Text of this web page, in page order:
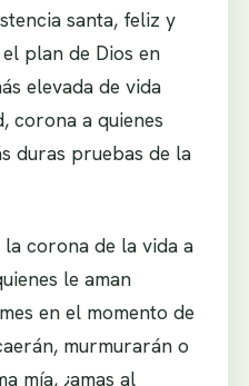
santa, feliz y
plan de Dios en
elevada de vida
corona a quienes
duras pruebas de la
corona de la vida a
le aman
en el momento de
murmurarán o
mía, ¿amas al